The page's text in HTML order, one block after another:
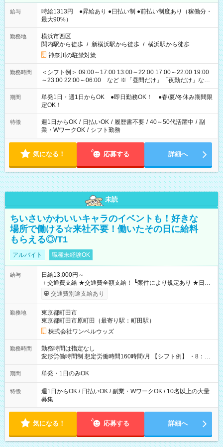
給与
時給1313円 ●昇給あり ●日払い制 ●前払い制度あり（稼働分・
最大90%）
勤務地
横浜市西区
関内駅から徒歩 / 新横浜駅から徒歩 / 横浜駅から徒歩
神奈川の駐禁対策
勤務時間
＜シフト例＞ 09:00～17:00 13:00～22:00 17:00～22:00 19:00
～23:00 22:00～06:00 など ※「昼間だけ」「夜勤だけ」など
の希望OK
期間
単発1日・週1日からOK ●即日勤務OK！ ●春/夏/冬休み期間限
定OK！
特徴 週1日からOK / 日払いOK / 履歴書不要 / 40～50代活躍中 / 副
業・WワークOK / シフト勤務
気になる！ 応募する 詳細へ
未読
ちいさいかわいいキャラのイベントも！好きな
場所で働ける☆来社不要！働いたその日に給料
もらえる◎/T1
アルバイト 職種未経験OK
給与
日給13,000円～
＋交通費支給 ★交通費全額支給！ ┗案件により規定あり ★日払
いOK！（規定あり） ┗働いたその日に現金GET♪ お仕事後はコ
ンビニATMから 日払い分を引き落とせます！ 【試用期間】試
交通費別途支給あり
勤務地
東京都町田市
東京都町田市原町田（最寄り駅：町田駅）
株式会社ワンベルウッズ
勤務時間
勤務時間は指定なし
変形労働時間制 想定労働時間160時間/月 【シフト例】 ・8：00
～21：00
期間 単発・1日のみOK
特徴
週1日からOK / 日払いOK / 副業・WワークOK / 10名以上の大量
募集
気になる！ 応募する 詳細へ